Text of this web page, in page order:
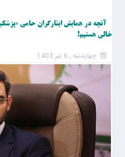
آنچه در همایش ایثارگران حامی
خالی هستیم!
چهارشنبه , 6 تیر 1403